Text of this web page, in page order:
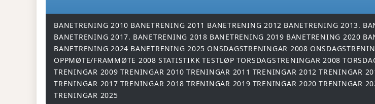
BANETRENING 2010 BANETRENING 2011 BANETRENING 2012 BANETRENING 2013.
BANETRENING 2017. BANETRENING 2018 BANETRENING 2019 BANETRENING 2020
BANETRENING 2024 BANETRENING 2025 ONSDAGSTRENINGAR 2008
OPPMØTE/FRAMMØTE 2008 STATISTIKK TESTLØP TORSDAGSTRENINGAR 2008
TRENINGAR 2009 TRENINGAR 2010 TRENINGAR 2011 TRENINGAR 2012 TRENINGAR
TRENINGAR 2017 TRENINGAR 2018 TRENINGAR 2019 TRENINGAR 2020 TRENINGAR
TRENINGAR 2025